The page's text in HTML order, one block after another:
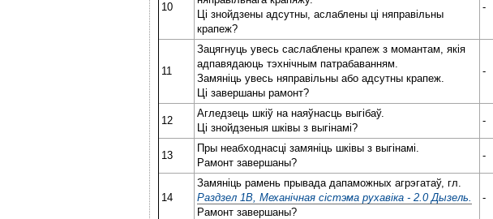
10
Ці знойдзены адсутны, аслаблены ці няправільны
крапеж?
-
11
Зацягнуць увесь саслаблены крапеж з момантам, якія
адпавядаюць тэхнічным патрабаванням.
Замяніць увесь няправільны або адсутны крапеж.
Ці завершаны рамонт?
-
12
Агледзець шкіў на наяўнасць выгібаў.
Ці знойдзеныя шківы з выгінамі?
-
13
Пры неабходнасці замяніць шківы з выгінамі.
Рамонт завершаны?
-
14
Замяніць рамень прывада дапаможных агрэгатаў, гл.
Раздзел 1B, Механічная сістэма рухавіка - 2.0 Дызель.
Рамонт завершаны?
-